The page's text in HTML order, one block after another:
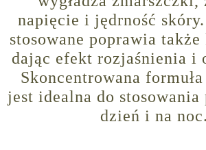
napięcie i jędrność
stosowane poprawia
dając efekt rozjaśnienia i
Skoncentrowana
jest idealna do stosowania
dzień i na noc.